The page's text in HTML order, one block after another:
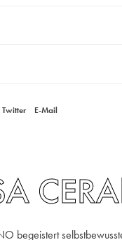
Twitter E-Mail
begeistert